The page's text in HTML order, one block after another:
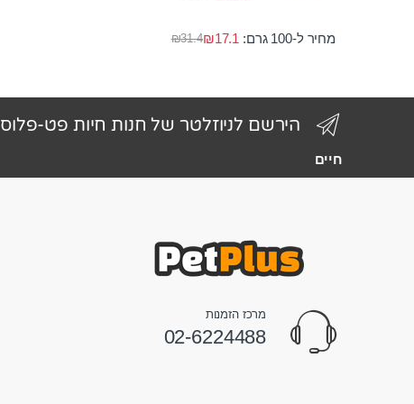
מחיר ל-100 גרם: ₪31.4₪17.1
הירשם לניוזלטר של חנות חיות פט-פלוס
חיים
מרכז הזמנות
02-6224488